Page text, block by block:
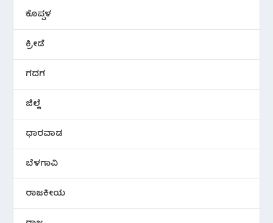
ಕೊಪ್ಪಳ
ಕ್ರೀಡೆ
ಗದಗ
ಜಿಲ್ಲೆ
ಧಾರವಾಡ
ಬೆಳಗಾವಿ
ರಾಜಕೀಯ